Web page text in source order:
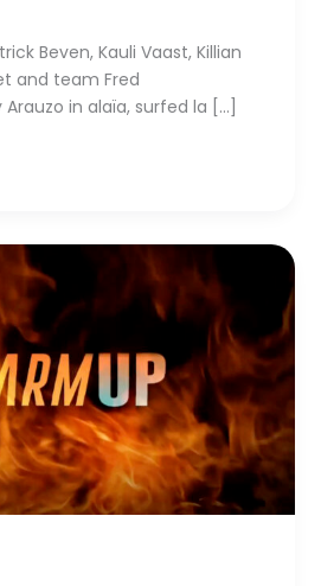
Beven, Kauli Vaast, Killian
and team Fred
in alaïa, surfed la […]